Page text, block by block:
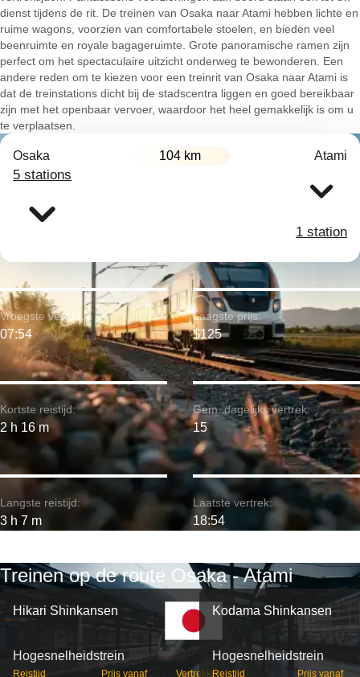
dienst tijdens de rit. De treinen van Osaka naar Atami hebben lichte en
ruime wagons, voorzien van comfortabele stoelen, en bieden veel
beenruimte en royale bagageruimte. Grote panoramische ramen zijn
perfect om het spectaculaire uitzicht onderweg te bewonderen. Een
andere reden om te kiezen voor een treinrit van Osaka naar Atami is
dat de treinstations dicht bij de stadscentra liggen en goed bereikbaar
zijn met het openbaar vervoer, waardoor het heel gemakkelijk is om u
te verplaatsen.
Osaka 104 km Atami
5 stations
1 station
Kortste reistijd:
2 h 16 m
Vroegste vertrek:
07:54
Langste reistijd:
3 h 7 m
Laagste prijs:
$125
Gem. dagelijks vertrek:
15
Laatste vertrek:
18:54
Treinen op de route Osaka - Atami
Hikari Shinkansen
Hogesnelheidstrein
Reistijd Prijs vanaf Vertrekken
Kodama Shinkansen
Hogesnelheidstrein
Reistijd Prijs vanaf